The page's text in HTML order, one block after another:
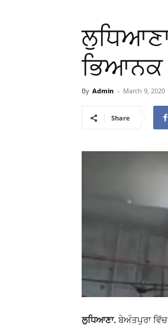
By Admin - March 9, 2020
Share
ਲੁਧਿਆਣਾ. ਬੇਅੰਤਪੁਰਾ